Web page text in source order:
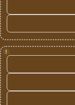
!